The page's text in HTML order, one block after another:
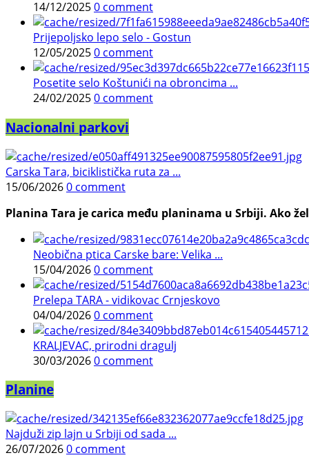
14/12/20250 comment
Prijepoljsko lepo selo - Gostun
12/05/20250 comment
Posetite selo Koštunići na obroncima ...
24/02/20250 comment
Nacionalni parkovi
Carska Tara, biciklistička ruta za ...
15/06/20260 comment
Planina Tara je carica među planinama u Srbiji. Ako
Neobična ptica Carske bare: Velika ...
15/04/20260 comment
Prelepa TARA - vidikovac Crnjeskovo
04/04/20260 comment
KRALJEVAC, prirodni dragulj
30/03/20260 comment
Planine
Najduži zip lajn u Srbiji od sada ...
26/07/20260 comment